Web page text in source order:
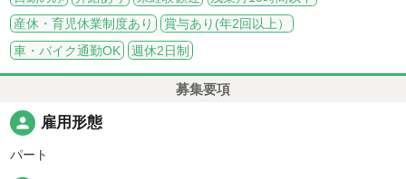
産休・育児休業制度あり
賞与あり(年2回以上）
車・バイク通勤OK
週休2日制
募集要項
person 雇用形態
パート